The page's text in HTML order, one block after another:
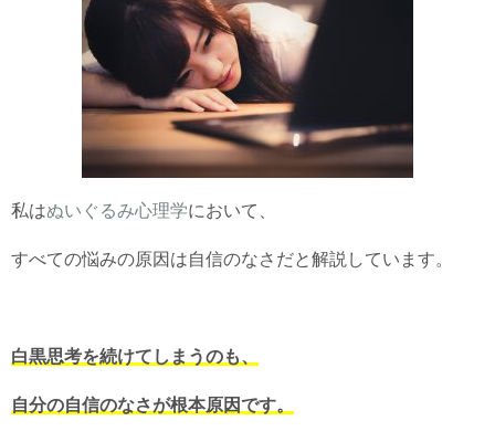
私はぬいぐるみ心理学において、
すべての悩みの原因は自信のなさだと解説しています。
白黒思考を続けてしまうのも、
自分の自信のなさが根本原因です。